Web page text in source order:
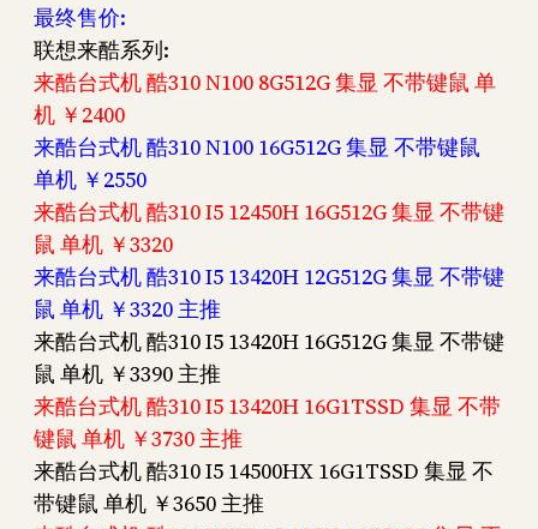
最终售价:
联想来酷系列:
来酷台式机 酷310 N100 8G512G 集显 不带键鼠 单
机 ￥2400
来酷台式机 酷310 N100 16G512G 集显 不带键鼠
单机 ￥2550
来酷台式机 酷310 I5 12450H 16G512G 集显 不带键
鼠 单机 ￥3320
来酷台式机 酷310 I5 13420H 12G512G 集显 不带键
鼠 单机 ￥3320 主推
来酷台式机 酷310 I5 13420H 16G512G 集显 不带键
鼠 单机 ￥3390 主推
来酷台式机 酷310 I5 13420H 16G1TSSD 集显 不带
键鼠 单机 ￥3730 主推
来酷台式机 酷310 I5 14500HX 16G1TSSD 集显 不
带键鼠 单机 ￥3650 主推